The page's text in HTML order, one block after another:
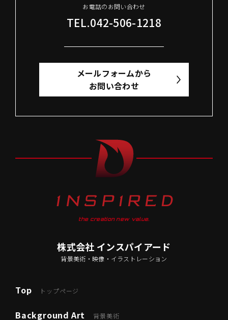
お電話のお問い合わせ
TEL.042-506-1218
メールフォームから
お問い合わせ
the creation new value.
株式会社 インスパイアード
背景美術・映像・イラストレーション
Top トップページ
Background Art 背景美術